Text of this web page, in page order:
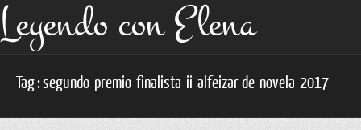
Leyendo con Elena
Tag : segundo-premio-finalista-ii-alfeizar-de-novela-2017